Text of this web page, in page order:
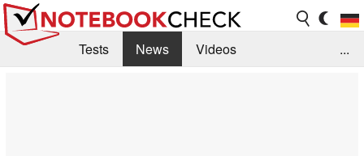
Tests News
Videos
...